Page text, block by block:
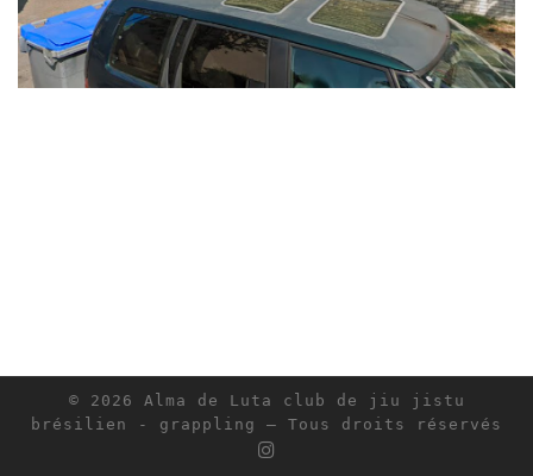
© 2026 Alma de Luta club de jiu jistu
brésilien - grappling
– Tous droits réservés